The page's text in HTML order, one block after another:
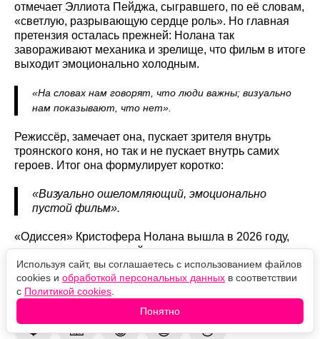
отмечает Эллиота Пейджа, сыгравшего, по её словам,
«светлую, разрывающую сердце роль». Но главная
претензия осталась прежней: Нолана так
завораживают механика и зрелище, что фильм в итоге
выходит эмоционально холодным.
«На словах нам говорят, что люди важны; визуально
нам показывают, что нет».
Режиссёр, замечает она, пускает зрителя внутрь
троянского коня, но так и не пускает внутрь самих
героев. Итог она формулирует коротко:
«Визуально ошеломляющий, эмоционально
пустой фильм».
«Одиссея» Кристофера Нолана вышла в 2026 году,
породила спор, который никак не желает утихать, и
тем не менее продолжает покорять мировой прокат.
Оцените новость
❤️ 🙏 😹 🙀 😿
Используя сайт, вы соглашаетесь с использованием файлов
cookies и обработкой персональных данных в соответствии
с Политикой cookies
Понятно